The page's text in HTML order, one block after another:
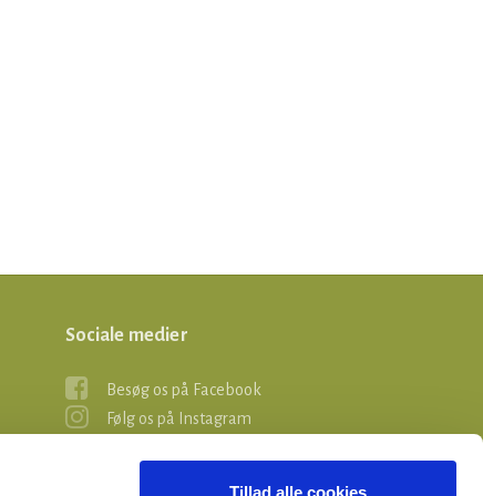
Tillad alle cookies
Sociale medier
Besøg os på Facebook
Følg os på Instagram